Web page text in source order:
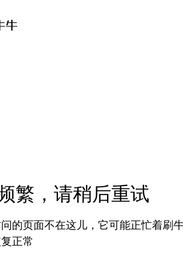
繁，请稍后重试
的页面不在这儿，它可能正忙着刷
正常